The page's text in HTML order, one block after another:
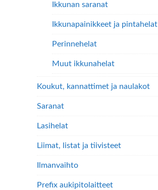
Ikkunan saranat
Ikkunapainikkeet ja pintahelat
Perinnehelat
Muut ikkunahelat
Koukut, kannattimet ja naulakot
Saranat
Lasihelat
Liimat, listat ja tiivisteet
Ilmanvaihto
Prefix aukipitolaitteet